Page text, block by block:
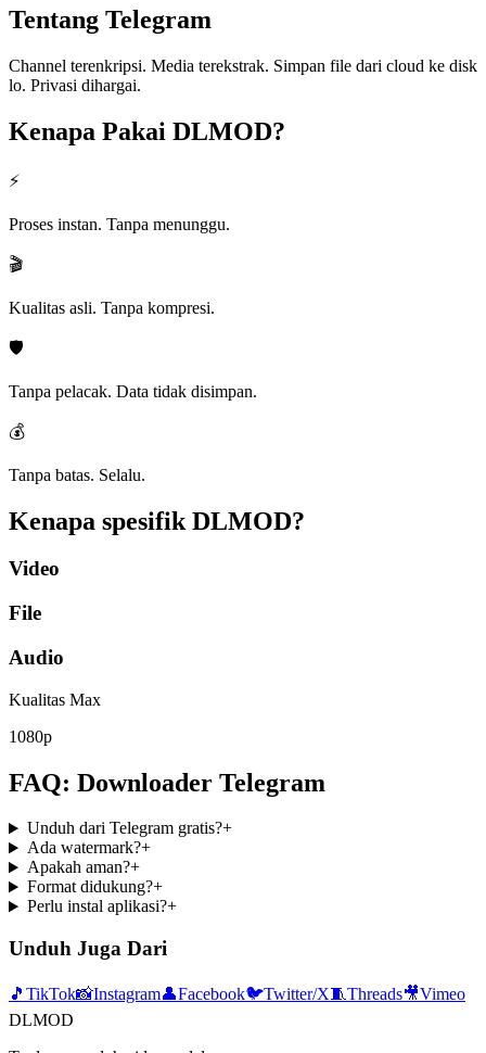
Tentang Telegram
Channel terenkripsi. Media terekstrak. Simpan file dari cloud ke disk
lo. Privasi dihargai.
Kenapa Pakai DLMOD?
⚡
Proses instan. Tanpa menunggu.
🎬
Kualitas asli. Tanpa kompresi.
🛡️
Tanpa pelacak. Data tidak disimpan.
💰
Tanpa batas. Selalu.
Kenapa spesifik DLMOD?
Video
File
Audio
Kualitas Max
1080p
FAQ: Downloader Telegram
Unduh dari Telegram gratis?+
Ada watermark?+
Apakah aman?+
Format didukung?+
Perlu instal aplikasi?+
Unduh Juga Dari
🎵 TikTok📸Instagram👤Facebook🐦Twitter/X🧵Threads🎥Vimeo
DLMOD